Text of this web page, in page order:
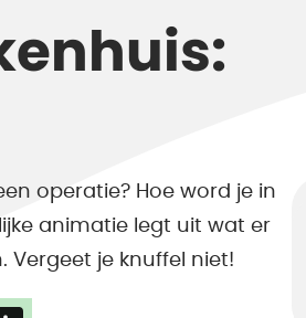
operatie? Hoe word je in
animatie legt uit wat er
Vergeet je knuffel niet!